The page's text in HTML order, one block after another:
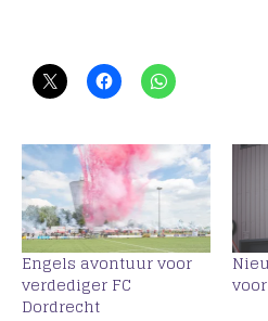
Engels avontuur voor
verdediger FC
Dordrecht